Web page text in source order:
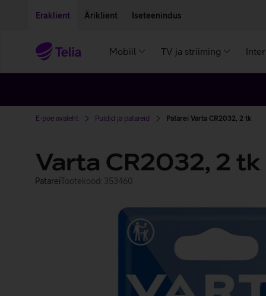
Eraklient Äriklient Iseteenindus
Mobiil TV ja striiming
E-poe avaleht Puldid ja patareid Patarei Varta CR2032, 2 tk
Varta CR2032, 2 tk
PatareiTootekood: 353460